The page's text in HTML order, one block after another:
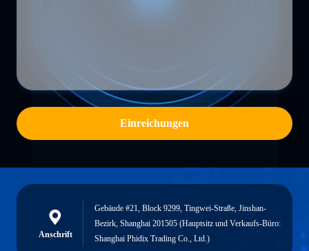
Einreichungen
Anschrift
Gebäude #21, Block 9299, Tingwei-Straße, Jinshan-
Bezirk, Shanghai 201505 (Hauptsitz und Verkaufs-Büro:
Shanghai Phidix Trading Co., Ltd.)